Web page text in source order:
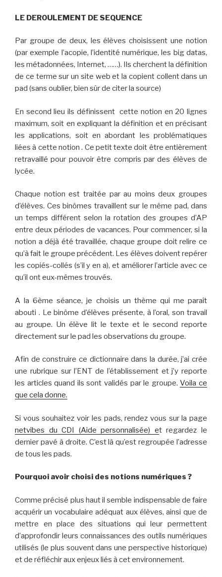
LE DEROULEMENT DE SEQUENCE
Par groupe de deux, les élèves choisissent une notion
(par exemple l’acopie, l’identité numérique, les big datas,
les métadonnées, Internet, ……). Ils cherchent la définition
de ce terme sur un site web et la copient collent dans un
pad (sans oublier, bien sûr de citer la source)
En second lieu ils définissent cette notion en 20 lignes
maximum, soit en expliquant la définition et en précisant
les applications, soiten abordant les problématiques
liées à cette notion . Ce petit texte doit être entièrement
retravaillépour pouvoir être compris par des élèves de
lycée.
Chaque notion est traitée parau moins deux groupes
d’élèves. Ces binômes travaillent sur le même pad, dans
un temps différent selon la rotation des groupes d’AP
entre deux périodes de vacances. Pour commencer, si la
notion a déjà été travaillée, chaque groupe doit relire ce
qu’à fait le groupe précédent. Les élèves doivent repérer
les copiés-collés (s’il y en a), et améliorer l’article avec ce
qu’il ont eux-mêmes trouvés.
A la 6ème séance, je choisis un thème qui me paraît
abouti . Le binôme d’élèves présente, à l’oral, son travail
au groupe. Un élève lit le texte et le second reporte
directement sur le pad les observations du groupe.
Afin de construire ce dictionnaire dans la durée, j’ai crée
une rubrique sur l’ENT de l’établissement et j’y reporte
les articles quand ils sont validés par le groupe.Voila ce
que cela donne.
Si vous souhaitez voir les pads, rendez vous sur la page
netvibes du CDI (Aide personnalisée) et regardez le
dernier pavé à droite. C’est là qu’est regroupée l’adresse
de tous les pads.
Pourquoi avoir choisi des notions numériques ?
Comme précisé plus haut il semble indispensable de faire
acquérir un vocabulaire adéquat aux élèves,ainsi que de
mettre en place des situations qui leur permettent
d’approfondir leurs connaissances des outils numériques
utilisés (le plus souvent dans une perspective historique)
etde réfléchir aux enjeux liés à cet environnement.